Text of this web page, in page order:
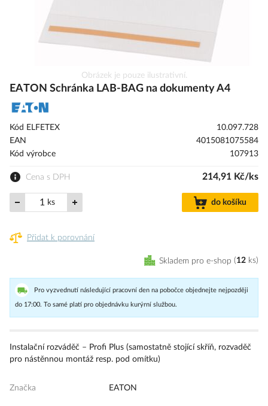
na
galerie
s
Obrázek je pouze ilustrativní.
EATON Schránka LAB-BAG na dokumenty A4
Kód ELFETEX
10.097.728
EAN
4015081075584
Kód výrobce
107913
Cena s DPH 214,91 Kč/ks
ks do košíku
Přidat k porovnání
Skladem pro e-shop 12 ks
Pro vyzvednutí následující pracovní den na pobočce objednejte nejpozději
do 17:00. To samé platí pro objednávku kurýrní službou.
Instalační rozváděč – Profi Plus (samostatně stojící skříň, rozvaděč
pro nástěnnou montáž resp. pod omítku)
Značka EATON